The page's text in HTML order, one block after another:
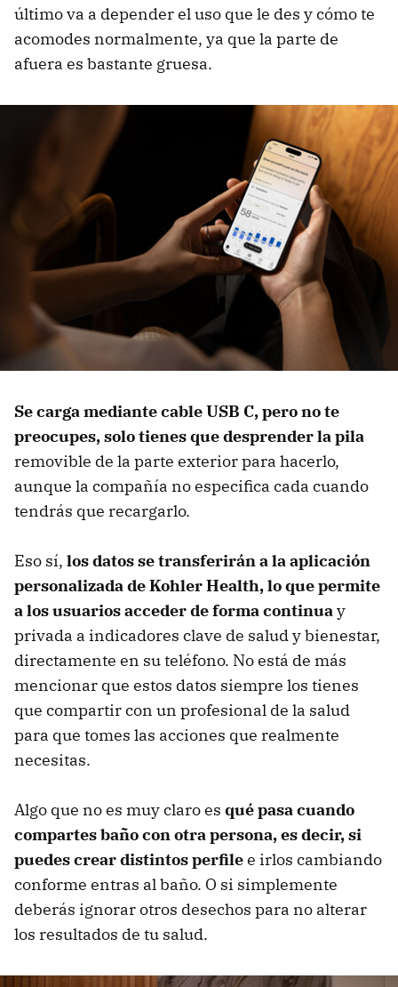
último va a depender el uso que le des y cómo te
acomodes normalmente, ya que la parte de
afuera es bastante gruesa.
Se carga mediante cable USB C, pero no te
preocupes, solo tienes que desprender la pila
removible de la parte exterior para hacerlo,
aunque la compañía no especifica cada cuando
tendrás que recargarlo.
Eso sí, los datos se transferirán a la aplicación
personalizada de Kohler Health, lo que permite
a los usuarios acceder de forma continua y
privada a indicadores clave de salud y bienestar,
directamente en su teléfono. No está de más
mencionar que estos datos siempre los tienes
que compartir con un profesional de la salud
para que tomes las acciones que realmente
necesitas.
Algo que no es muy claro es qué pasa cuando
compartes baño con otra persona, es decir, si
puedes crear distintos perfilee irlos cambiando
conforme entras al baño. O si simplemente
deberás ignorar otros desechos para no alterar
los resultados de tu salud.